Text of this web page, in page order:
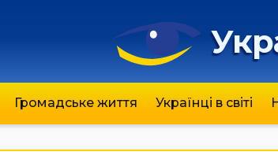
Громадське життя Українці в світі